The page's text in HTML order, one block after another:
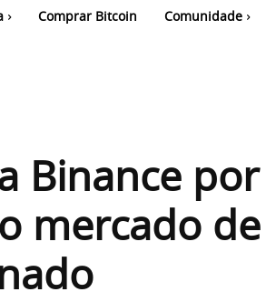
Comprar Bitcoin Comunidade
Binance por
mercado de